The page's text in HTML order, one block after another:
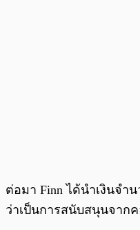
ต่อมา Finn ได้นำเงินจำ
ว่าเป็นการสนับสนุนจาก